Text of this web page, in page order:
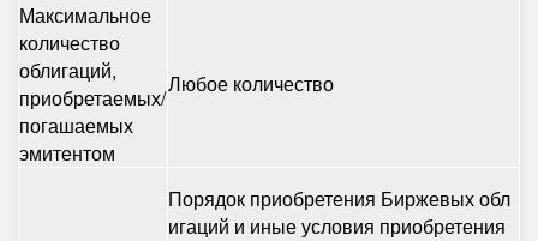
Максимальное
количество
облигаций,
приобретаемых/
погашаемых
эмитентом
Любое количество
Порядок приобретения Биржевых обл
игаций и иные условия приобретения